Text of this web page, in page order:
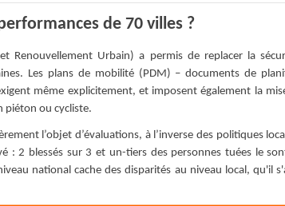
de 70 villes ?
Renouvellement Urbain) a permis de replacer la
Les plans de mobilité (PDM) – documents de
même explicitement, et imposent également la
piéton ou cycliste.
l’objet d’évaluations, à l’inverse des politiques
: 2 blessés sur 3 et un-tiers des personnes tuées le
national cache des disparités au niveau local, qu'il